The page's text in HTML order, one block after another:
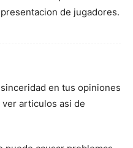
de jugadores.
en tus opiniones
articulos asi de